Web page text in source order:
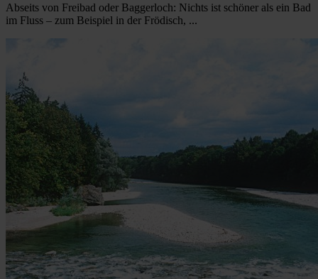
Abseits von Freibad oder Baggerloch: Nichts ist schöner als ein Bad
im Fluss – zum Beispiel in der Frödisch, ...